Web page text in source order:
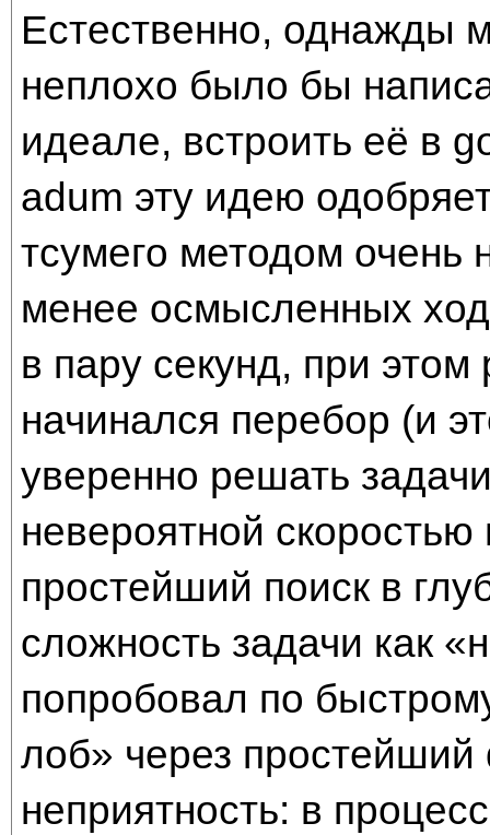
Естественно, однажды
неплохо было бы
идеале, встроить её в
adum эту идею
тсумего методом очень
менее осмысленных
в пару секунд, при этом
начинался перебор (и
уверенно решать
невероятной скоростью
простейший поиск в
сложность задачи как
попробовал по
лоб» через простейший
неприятность: в